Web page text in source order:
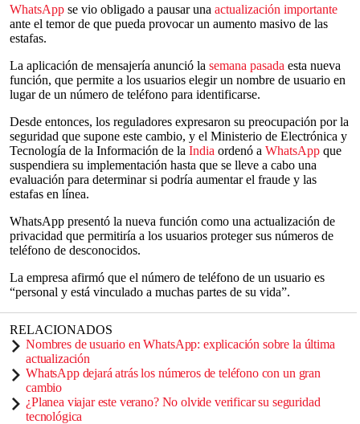
WhatsApp se vio obligado a pausar una actualización importante
ante el temor de que pueda provocar un aumento masivo de las
estafas.
La aplicación de mensajería anunció la semana pasada esta nueva
función, que permite a los usuarios elegir un nombre de usuario en
lugar de un número de teléfono para identificarse.
Desde entonces, los reguladores expresaron su preocupación por la
seguridad que supone este cambio, y el Ministerio de Electrónica y
Tecnología de la Información de la India ordenó a WhatsApp que
suspendiera su implementación hasta que se lleve a cabo una
evaluación para determinar si podría aumentar el fraude y las
estafas en línea.
WhatsApp presentó la nueva función como una actualización de
privacidad que permitiría a los usuarios proteger sus números de
teléfono de desconocidos.
La empresa afirmó que el número de teléfono de un usuario es
“personal y está vinculado a muchas partes de su vida”.
RELACIONADOS
Nombres de usuario en WhatsApp: explicación sobre la última
actualización
WhatsApp dejará atrás los números de teléfono con un gran
cambio
¿Planea viajar este verano? No olvide verificar su seguridad
tecnológica